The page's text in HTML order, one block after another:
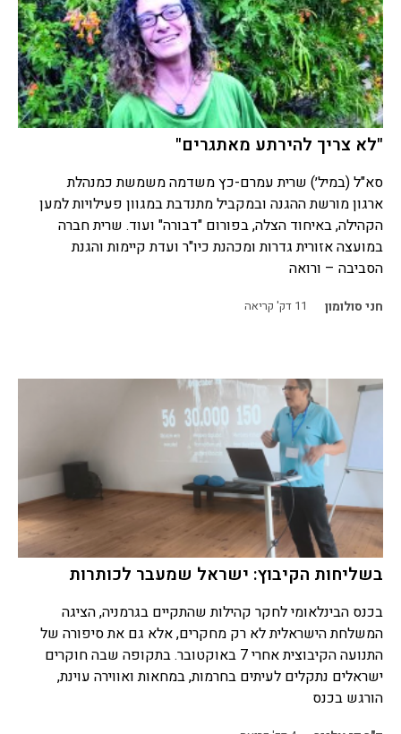
"לא צריך להירתע מאתגרים"
סא"ל (במיל׳) שרית עמרם-כץ משדמה משמשת כמנהלת
ארגון מורשת ההגנה ובמקביל מתנדבת במגוון פעילויות למען
הקהילה, באיחוד הצלה, בפורום "דבורה" ועוד. שרית חברה
במועצה אזורית גדרות ומכהנת כיו"ר ועדת קיימות והגנת
הסביבה – ורואה
חני סולומון 11 דק' קריאה
בשליחות הקיבוץ: ישראל שמעבר לכותרות
בכנס הבינלאומי לחקר קהילות שהתקיים בגרמניה, הציגה
המשלחת הישראלית לא רק מחקרים, אלא גם את סיפורה של
התנועה הקיבוצית אחרי 7 באוקטובר. בתקופה שבה חוקרים
ישראלים נתקלים לעיתים בחרמות, במחאות ואווירה עוינת,
הורגש בכנס